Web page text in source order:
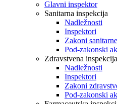
Glavni inspektor
Sanitarna inspekcija
Nadležnosti
Inspektori
Zakoni
Pod-zakonski
Zdravstvena inspekcija
Nadležnosti
Inspektori
Zakoni
Pod-zakonski